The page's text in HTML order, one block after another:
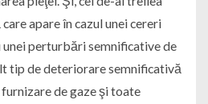
apare în cazul unei cereri
unei perturbări semnificative de
tip de deteriorare semnificativă
de gaze şi toate